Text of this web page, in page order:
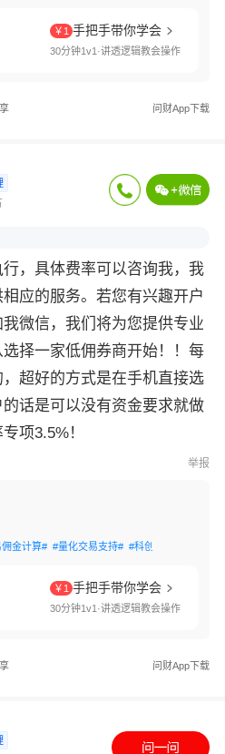
￥1 手把手带你学会
30分钟1v1·讲透逻辑教会操作
问财App下载
，具体费率可以咨询我，我
应的服务。若您有兴趣开户
微信，我们将为您提供专业
择一家低佣券商开始！！每
超好的方式是在手机直接选
话是可以没有资金要求就做
项3.5%！
举报
金计算# #量化交易支持# #科创板开通#
￥1 手把手带你学会
30分钟1v1·讲透逻辑教会操作
问财App下载